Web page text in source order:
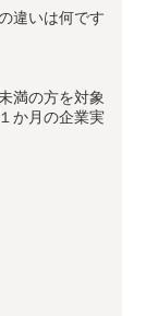
違いは何です
満の方を対象
か月の企業実